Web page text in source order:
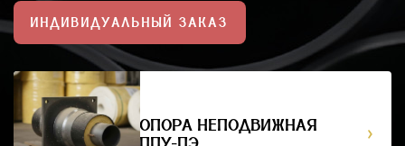
ИНДИВИДУАЛЬНЫЙ ЗАКАЗ
ОПОРА НЕПОДВИЖНАЯ